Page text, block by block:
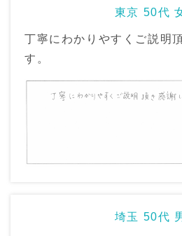
東京 50代
丁寧にわかりやすくご説明
す。
埼玉 50代